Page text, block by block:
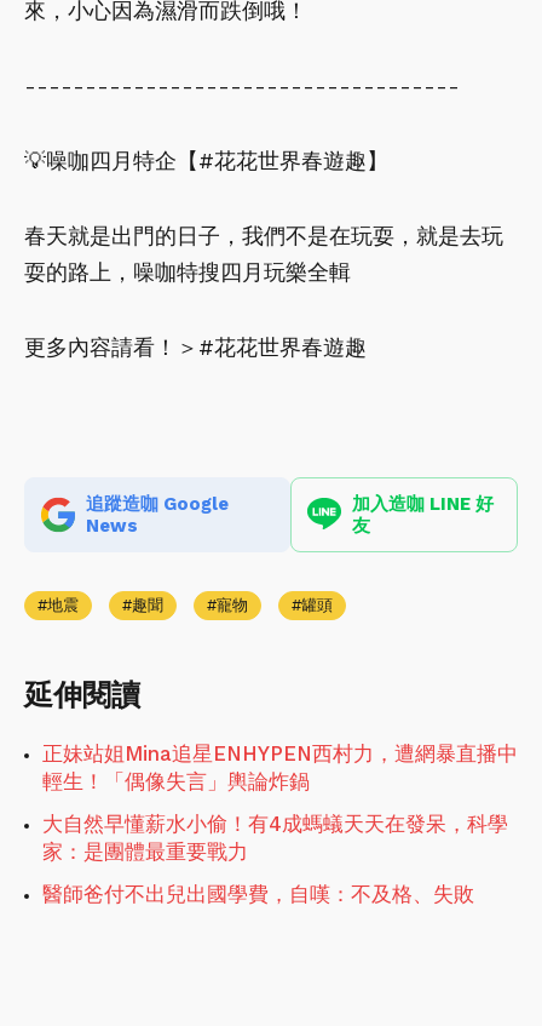
來，小心因為濕滑而跌倒哦！
------------------------------------
💡噪咖四月特企【#花花世界春遊趣】
春天就是出門的日子，我們不是在玩耍，就是去玩
耍的路上，噪咖特搜四月玩樂全輯
更多內容請看！＞#花花世界春遊趣
追蹤造咖 Google
News
加入造咖 LINE 好
友
地震 趣聞 寵物 罐頭
延伸閱讀
正妹站姐Mina追星ENHYPEN西村力，遭網暴直播中
輕生！「偶像失言」輿論炸鍋
大自然早懂薪水小偷！有4成螞蟻天天在發呆，科學
家：是團體最重要戰力
醫師爸付不出兒出國學費，自嘆：不及格、失敗